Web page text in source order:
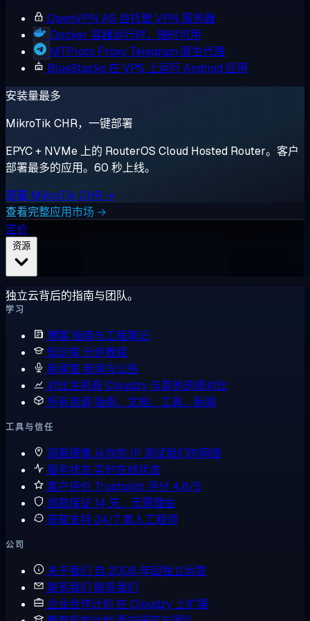
OpenVPN AS 自托管 VPN 服务器
Docker 容器运行时，随时可用
MTProto Proxy Telegram 原生代理
BlueStacks 在 VPS 上运行 Android 应用
安装量最多
MikroTik CHR，一键部署
EPYC + NVMe 上的 RouterOS Cloud Hosted Router。客户
部署最多的应用。60 秒上线。
部署 MikroTik CHR →
查看完整应用市场 →
定价
独立云背后的指南与团队。
学习
博客指南与工程笔记
知识库 分步教程
新闻室 新闻与公告
对比主机商 Cloudzy 与其他选择对比
所有资源指南、文档、工具、新闻
工具与信任
观看镜像 从你的 IP 测试我们的网络
服务状态 实时在线状态
客户评价 Trustpilot 评分 4.6/5
退款保证 14 天，无需理由
获取支持 24/7 真人工程师
公司
关于我们 自 2008 年起独立运营
联系我们 联系我们
企业合作计划 在 Cloudzy 上扩展